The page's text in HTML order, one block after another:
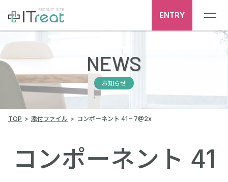
ENTRY
NEWS
お知らせ
TOP 添付ファイル コンポーネント 41 – 7@2x
コンポーネント 41